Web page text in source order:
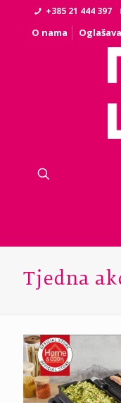
+385 21 444 397
O nama
Tjedna